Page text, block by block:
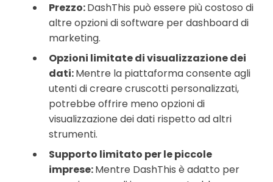
Prezzo:DashThis può essere più costoso di
altre opzioni di software per dashboard di
marketing.
Opzioni limitate di visualizzazione dei
dati:Mentre la piattaforma consente agli
utenti di creare cruscotti personalizzati,
potrebbe offrire meno opzioni di
visualizzazione dei dati rispetto ad altri
strumenti.
Supporto limitato per le piccole
imprese:Mentre DashThis è adatto per